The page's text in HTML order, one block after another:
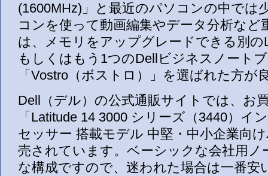
(1600MHz)」と最近のパソコンの中では
コンを使って動画編集やデータ分析など
は、メモリをアップグレードできる別の
もしくはもう1つのDellビジネスノート
「Vostro（ボストロ）」を選ばれた方が
Dell（デル）の公式通販サイトでは、お
「Latitude 14 3000 シリーズ（3440）イ
セッサー 搭載モデル 中堅・中小企業向
売されています。ベーシックな会社用ノ
な構成ですので、迷われた場合は一番安